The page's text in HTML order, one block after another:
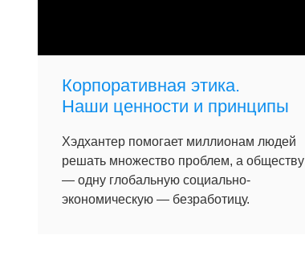
Корпоративная этика.
Наши ценности и принципы
Хэдхантер помогает миллионам людей
решать множество проблем, а обществу
— одну глобальную социально-
экономическую — безработицу.